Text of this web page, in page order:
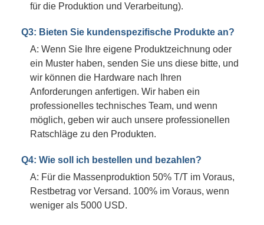
für die Produktion und Verarbeitung).
Q3: Bieten Sie kundenspezifische Produkte an?
A: Wenn Sie Ihre eigene Produktzeichnung oder
ein Muster haben, senden Sie uns diese bitte, und
wir können die Hardware nach Ihren
Anforderungen anfertigen. Wir haben ein
professionelles technisches Team, und wenn
möglich, geben wir auch unsere professionellen
Ratschläge zu den Produkten.
Q4: Wie soll ich bestellen und bezahlen?
A: Für die Massenproduktion 50% T/T im Voraus,
Restbetrag vor Versand. 100% im Voraus, wenn
weniger als 5000 USD.